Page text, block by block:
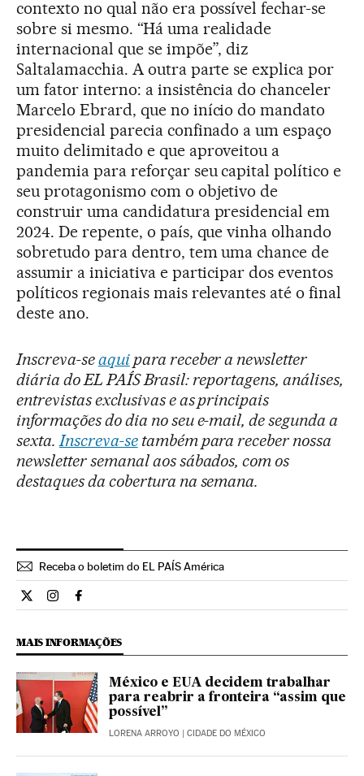
contexto no qual não era possível fechar-se
sobre si mesmo. “Há uma realidade
internacional que se impõe”, diz
Saltalamacchia. A outra parte se explica por
um fator interno: a insistência do chanceler
Marcelo Ebrard, que no início do mandato
presidencial parecia confinado a um espaço
muito delimitado e que aproveitou a
pandemia para reforçar seu capital político e
seu protagonismo com o objetivo de
construir uma candidatura presidencial em
2024. De repente, o país, que vinha olhando
sobretudo para dentro, tem uma chance de
assumir a iniciativa e participar dos eventos
políticos regionais mais relevantes até o final
deste ano.
Inscreva-seaquipara receber a newsletter
diária do EL PAÍS Brasil: reportagens, análises,
entrevistas exclusivas e as principais
informações do dia no seu e-mail, de segunda a
sexta.Inscreva-setambém para receber nossa
newsletter semanal aos sábados, com os
destaques da cobertura na semana.
Receba o boletim do EL PAÍS América
Internacional El País Brasil en Twitter
Internacional El País Brasil en Instagram
Internacional El País Brasil en Facebook
MAIS INFORMAÇÕES
México e EUA decidem trabalhar
para reabrir a fronteira “assim que
possível”
LORENA ARROYO | CIDADE DO MÉXICO